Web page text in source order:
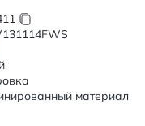
делает их
образов.
при ходьбе
материал